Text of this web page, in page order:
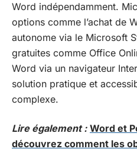
Word indépendamment.
options comme l’achat de
autonome via le Microsoft
gratuites comme Office
Word via un navigateur
solution pratique et
complexe.
Lire également : Word et
découvrez comment les